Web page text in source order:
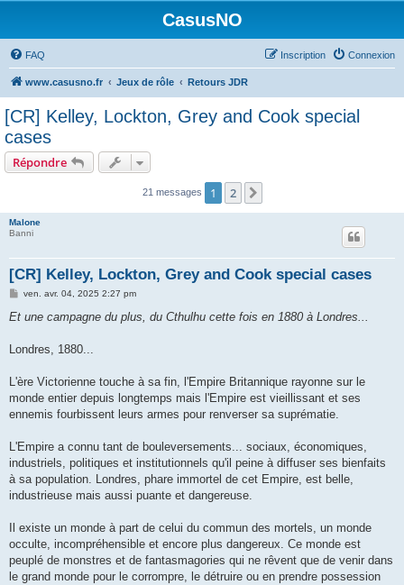
CasusNO
FAQ Connexion
Inscription
www.casusno.fr Jeux de rôle Retours JDR
[CR] Kelley, Lockton, Grey and Cook special
cases
Répondre
21 messages 1 2
Malone
Banni
[CR] Kelley, Lockton, Grey and Cook special cases
M
s
g
ven. avr. 04, 2025 2:27 pm
Et une campagne du plus, du Cthulhu cette fois en 1880 à Londres...
Londres, 1880...
L'ère Victorienne touche à sa fin, l'Empire Britannique rayonne sur le
monde entier depuis longtemps mais l'Empire est vieillissant et ses
ennemis fourbissent leurs armes pour renverser sa suprématie.
L'Empire a connu tant de bouleversements... sociaux, économiques,
industriels, politiques et institutionnels qu'il peine à diffuser ses bienfaits
à sa population. Londres, phare immortel de cet Empire, est belle,
industrieuse mais aussi puante et dangereuse.
Il existe un monde à part de celui du commun des mortels, un monde
occulte, incompréhensible et encore plus dangereux. Ce monde est
peuplé de monstres et de fantasmagories qui ne rêvent que de venir dans
le grand monde pour le corrompre, le détruire ou en prendre possession